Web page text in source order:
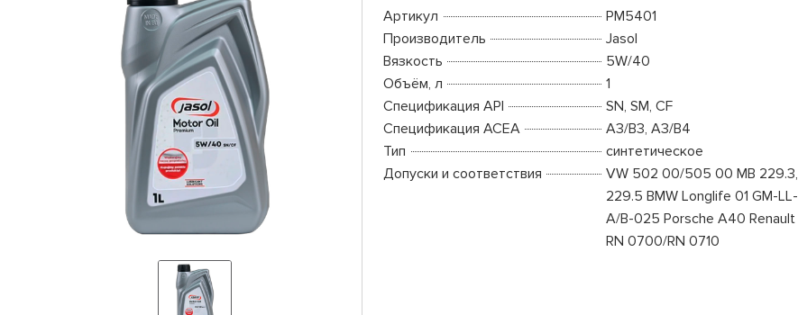
Артикул
PM5401
Производитель
Jasol
Вязкость
5W/40
Объём, л
1
Спецификация API
SN, SM, CF
Спецификация ACEA
A3/B3, A3/B4
Тип
синтетическое
Допуски и соответствия
VW 502 00/505 00 MB 229.3,
229.5 BMW Longlife 01 GM-LL-
A/B-025 Porsche A40 Renault
RN 0700/RN 0710